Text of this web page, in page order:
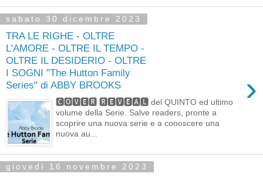
sabato 30 dicembre 2023
TRA LE RIGHE - OLTRE
L'AMORE - OLTRE IL TEMPO -
OLTRE IL DESIDERIO - OLTRE
I SOGNI "The Hutton Family
Series" di ABBY BROOKS
›
🅲🅾🆅🅴🆁 🆁🅴🆅🅴🅰🅻 del QUINTO ed ultimo
volume della Serie. Salve readers, pronte a
scoprire una nuova serie e a conoscere una
nuova au...
giovedì 16 novembre 2023